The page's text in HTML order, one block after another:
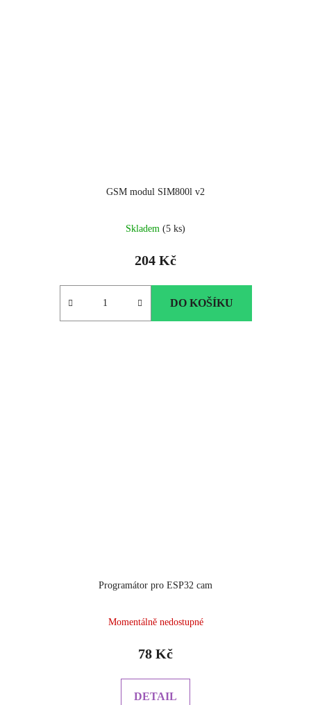
GSM modul SIM800l v2
Skladem (5 ks)
204 Kč
DO KOŠÍKU
Programátor pro ESP32 cam
hodnocení
je
z
Momentálně nedostupné
78 Kč
DETAIL